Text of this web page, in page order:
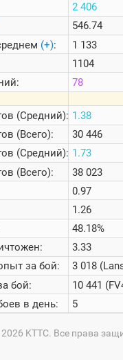
(+):
(Средний):
(Всего):
(Средний):
(Всего):
за бой:
бой:
в день:
2 406
546.74
1 133
1104
78
1.38
30 446
1.73
38 023
0.97
1.26
48.18%
3.33
3 018
10 441
5
KTTC. Все права